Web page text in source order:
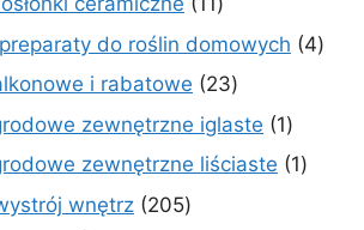
produktów
do roślin domowych 44
i rabatowe 2323
produkty
zewnętrzne iglaste 11
produkt
zewnętrzne liściaste 11
wnętrz 205205